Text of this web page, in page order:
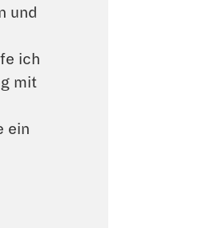
und
ich
mit
ein